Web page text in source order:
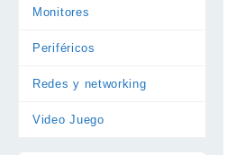
Monitores
Periféricos
Redes y networking
Video Juego